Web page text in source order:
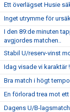
Ett överlägset Husie
Inget utrymme för
I den 89:de minuten
avgjordes matchen..
Stabil U/reserv-vinst
Idag visade vi karaktär
Bra match i högt tempo
En förlorad trea mot ett
Dagens U/B-